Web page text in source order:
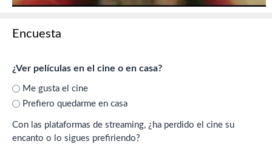
Encuesta
¿Ver películas en el cine o en casa?
Me gusta el cine
Prefiero quedarme en casa
Con las plataformas de streaming, ¿ha perdido el cine su
encanto o lo sigues prefiriendo?